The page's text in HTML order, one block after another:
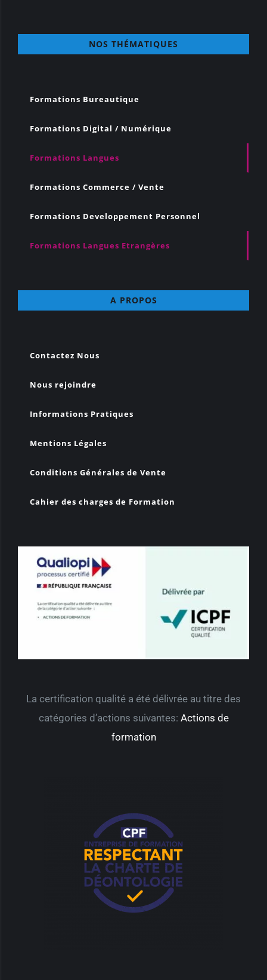
NOS THÉMATIQUES
Formations Bureautique
Formations Digital / Numérique
Formations Langues
Formations Commerce / Vente
Formations Developpement Personnel
Formations Langues Etrangères
A PROPOS
Contactez Nous
Nous rejoindre
Informations Pratiques
Mentions Légales
Conditions Générales de Vente
Cahier des charges de Formation
La certification qualité a été délivrée au titre des
catégories d’actions suivantes: Actions de
formation